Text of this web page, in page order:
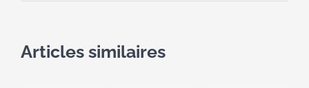
Articles similaires